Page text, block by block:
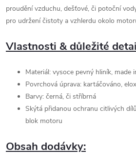
proudění vzduchu, dešťové, či potoční
pro udržení čistoty a vzhlerdu okolo
Vlastnosti & důležité
Materiál: vysoce pevný hliník, made
Povrchová úprava: kartáčováno,
Barvy: černá, či stříbrná
Skýtá přidanou ochranu citlivých
blok motoru
Obsah dodávky: